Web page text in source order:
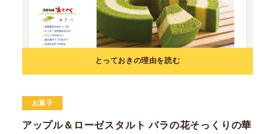
とっておきの理由を読む
お菓子
アップル＆ローゼスタルト バラの花そっくりの華